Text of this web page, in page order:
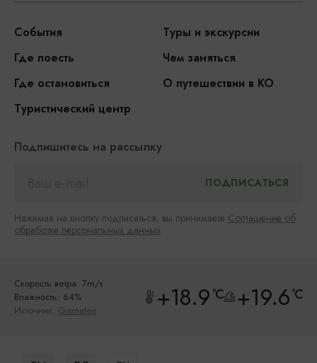
События
Туры и экскурсии
Где поесть
Чем заняться
Где остановиться
О путешествии в КО
Туристический центр
Подпишитесь на рассылку
Нажимая на кнопку подписаться, вы принимаете Соглашение об
обработке персональных данных
Скорость ветра: 7m/s
Влажность: 64%
Источник: Gismeteo +18.9°C +19.6°C